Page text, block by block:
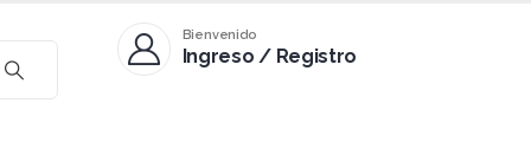
Bienvenido
Ingreso / Registro